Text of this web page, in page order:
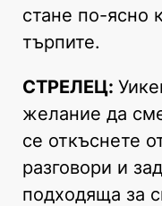
стане по-ясно
търпите.
СТРЕЛЕЦ:
желание да
се откъснете
разговори и
подходяща за